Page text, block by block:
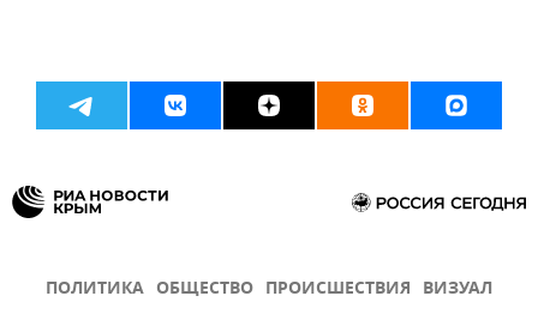
ПОЛИТИКА ОБЩЕСТВО ПРОИСШЕСТВИЯ ВИЗУАЛ